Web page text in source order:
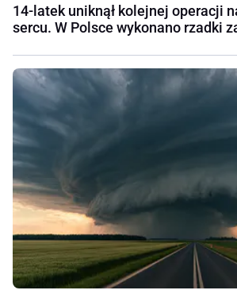
14-latek uniknął kolejnej operacji
sercu. W Polsce wykonano rzadki